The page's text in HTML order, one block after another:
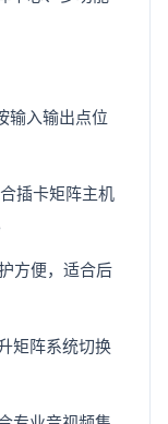
入输出点位
插卡矩阵主机
方便，适合后
矩阵系统切换